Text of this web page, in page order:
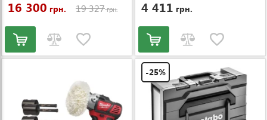
16 300 грн. 19 327грн. 4 411 грн.
-25%